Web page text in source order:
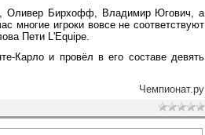
Оливер Бирхофф, Владимир Югович, а
игроки вовсе не соответствуют
Пети L'Equipe.
Карло и провёл в его составе девять
Чемпионат.ру